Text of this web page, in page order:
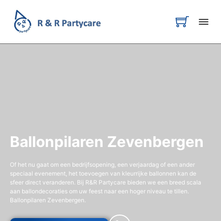
Ballonpilaren Zevenbergen
Of het nu gaat om een bedrijfsopening, een verjaardag of een ander
speciaal evenement, het toevoegen van kleurrijke ballonnen kan de
sfeer direct veranderen. Bij R&R Partycare bieden we een breed scala
aan ballondecoraties om uw feest naar een hoger niveau te tillen.
Ballonpilaren Zevenbergen.